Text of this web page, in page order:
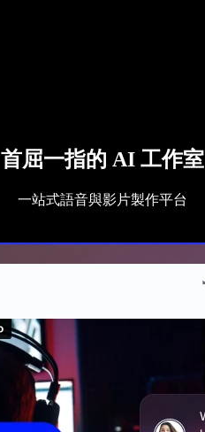
首屈一指的 AI 工作室
一站式語音與影片製作平台